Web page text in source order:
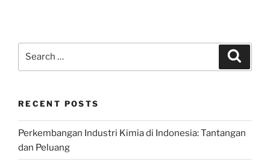
RECENT POSTS
Perkembangan Industri Kimia di Indonesia: Tantangan
dan Peluang